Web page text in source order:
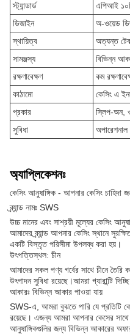
স্ট্যান্ডার্ড
এপিআই
ডিজাইন
অ-ওয়েড
স্থায়িত্ব
অত্যন্ত
সামঞ্জস্য
বিভিন্ন
রক্ষণাবেক্ষণ
কম
কাঠামো
কেসিং এ
প্রকার
স্লিপ-অন,
সুবিধা
অপারেশনাল
অ্যাপ্লিকেশনঃ
কেসিং আনুষাঙ্গিক - আপনার কেসিং চাহিদা
ব্র্যান্ড নামঃ SWS
উচ্চ মানের এবং সাশ্রয়ী মূল্যের কেসিং
আমাদের ব্র্যান্ড আপনার কেসিং স্থানে
একটি বিস্তৃত পরিসীমা উপলব্ধ করা হয়।
উৎপত্তিস্থল: চীন
আমাদের সকল পণ্য গর্বের সাথে চীনে তৈরি
উৎপাদন সুবিধা রয়েছে।আমরা গ্যারান্টি
আকারঃ বিভিন্ন আকার পাওয়া যায়
SWS-এ, আমরা বুঝতে পারি যে প্রতিটি
রয়েছে। এজন্য আমরা আপনার কেসের সাথে
আনুষাঙ্গিকগুলির জন্য বিভিন্ন আকারের